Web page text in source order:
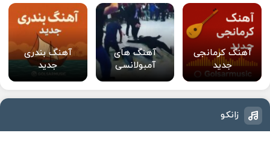
آهنگ کرمانجی
جدید
آهنگ های
آمبولانسی
آهنگ بندری
جدید
زانکو